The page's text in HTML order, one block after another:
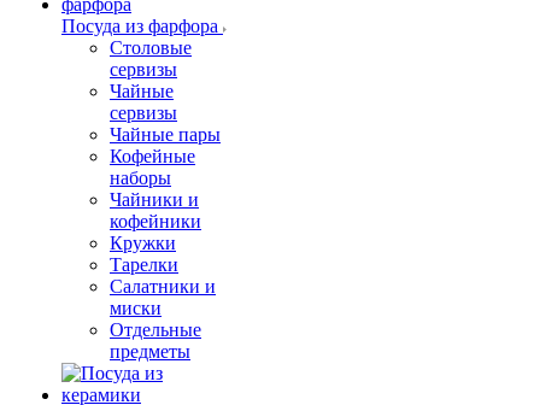
Посуда из фарфора
Столовые
сервизы
Чайные
сервизы
Чайные пары
Кофейные
наборы
Чайники и
кофейники
Кружки
Тарелки
Салатники и
миски
Отдельные
предметы